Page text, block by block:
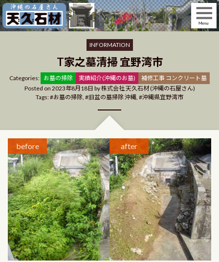
Skip
to
content
INFORMATION
T家之墓清掃 宜野湾市
Categories: Categories
お墓の掃除 実績紹介(沖縄のお墓)
補修工事 コンクリート墓
Posted on 2023年8月18日 by株式会社 天久石材 (沖縄の石屋さん)
Tags:
お墓の掃除, 旧盆の墓掃除 沖縄, 沖縄県宜野湾市
before after